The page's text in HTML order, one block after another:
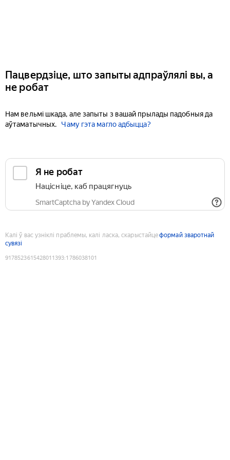
Пацвердзіце, што запыты адпраўлялі вы, а
не робат
Нам вельмі шкада, але запыты з вашай прылады падобныя да
аўтаматычных.
Чаму гэта магло адбыцца?
Я не робат
Націсніце, каб працягнуць
SmartCaptcha by Yandex Cloud
Калі ў вас узніклі праблемы, калі ласка, скарыстайцеформай зваротнай
сувязі
9178523615428011393:1786038101